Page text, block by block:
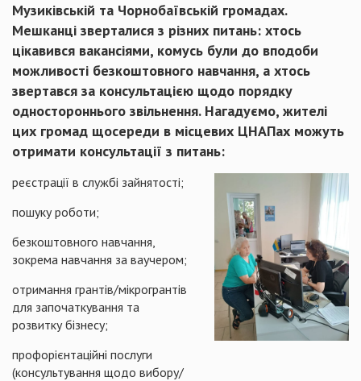
Музиківській та Чорнобаївській громадах.
Мешканці зверталися з різних питань: хтось
цікавився вакансіями, комусь були до вподоби
можливості безкоштовного навчання, а хтось
звертався за консультацією щодо порядку
одностороннього звільнення. Нагадуємо, жителі
цих громад щосереди в місцевих ЦНАПах можуть
отримати консультації з питань:
реєстрації в службі зайнятості;
пошуку роботи;
безкоштовного навчання,
зокрема навчання за ваучером;
отримання грантів/мікрогрантів
для започаткування та
розвитку бізнесу;
профорієнтаційні послуги
(консультування щодо вибору/